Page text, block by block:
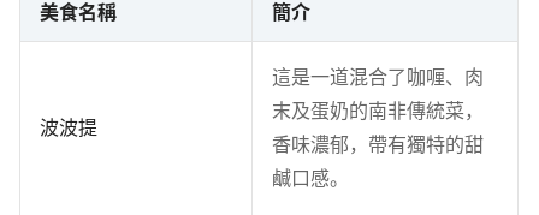
美食名稱 簡介
波波提
這是一道混合了咖喱、肉
末及蛋奶的南非傳統菜，
香味濃郁，帶有獨特的甜
鹹口感。